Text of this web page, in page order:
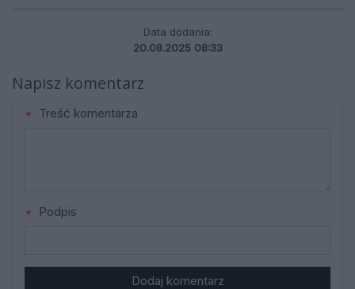
Data dodania:
20.08.2025 08:33
Napisz komentarz
Treść komentarza
Podpis
Dodaj komentarz